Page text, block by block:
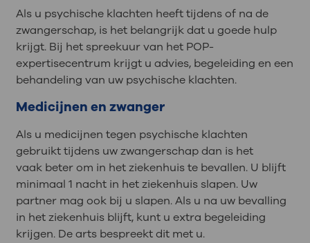
Als u psychische klachten heeft tijdens of na de
zwangerschap, is het belangrijk dat u goede hulp
krijgt. Bij het spreekuur van het POP-
expertisecentrum krijgt u advies, begeleiding en een
behandeling van uw psychische klachten.
Medicijnen en zwanger
Als u medicijnen tegen psychische klachten
gebruikt tijdens uw zwangerschap dan is het
vaak beter om in het ziekenhuis te bevallen. U blijft
minimaal 1 nacht in het ziekenhuis slapen. Uw
partner mag ook bij u slapen. Als u na uw bevalling
in het ziekenhuis blijft, kunt u extra begeleiding
krijgen. De arts bespreekt dit met u.